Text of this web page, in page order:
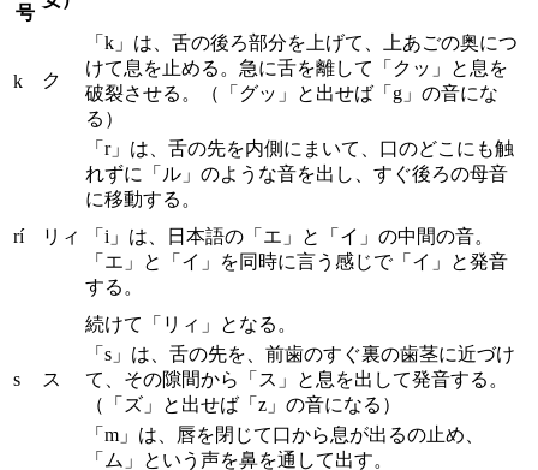
号
k ク
「k」は、舌の後ろ部分を上げて、上あごの奥につ
けて息を止める。急に舌を離して「クッ」と息を
破裂させる。（「グッ」と出せば「g」の音にな
る）
rí リィ
「r」は、舌の先を内側にまいて、口のどこにも触
れずに「ル」のような音を出し、すぐ後ろの母音
に移動する。
「i」は、日本語の「エ」と「イ」の中間の音。
「エ」と「イ」を同時に言う感じで「イ」と発音
する。
続けて「リィ」となる。
s ス
「s」は、舌の先を、前歯のすぐ裏の歯茎に近づけ
て、その隙間から「ス」と息を出して発音する。
（「ズ」と出せば「z」の音になる）
「m」は、唇を閉じて口から息が出るの止め、
「ム」という声を鼻を通して出す。